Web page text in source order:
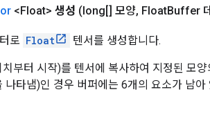
<Float> 생성 (long[] 모양, FloatBuffer
로 Float 텐서를 생성합니다.
부터 시작)를 텐서에 복사하여 지정된 모
나타냄)인 경우 버퍼에는 6개의 요소가 남